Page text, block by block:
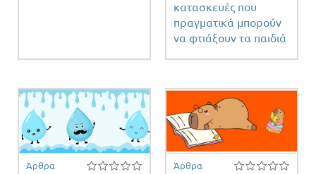
κατασκευές που
πραγματικά μπορούν
να φτιάξουν τα παιδιά
Άρθρα Άρθρα